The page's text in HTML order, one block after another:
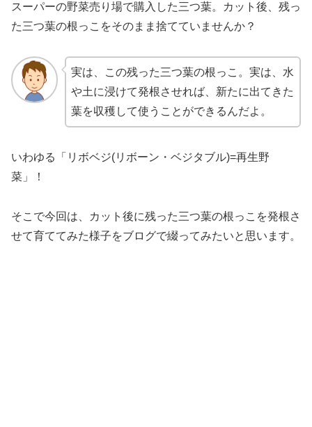
スーパーの野菜売り場で購入した三つ葉。カット後、残っ
た三つ葉の根っこをそのまま捨てていませんか？
実は、この残った三つ葉の根っこ。実は、水
や土に浸けて発根させれば、新たに出てきた
葉を収穫して使うことができるんだよ。
いわゆる「リボベジ(リボーン・ベジタブル)=再生野
菜」！
そこで今回は、カット後に残った三つ葉の根っこを発根さ
せて育ててみた様子をブログで綴ってみたいと思います。